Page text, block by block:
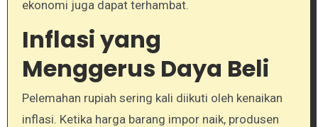
ekonomi juga dapat terhambat.
Inflasi yang
Menggerus Daya Beli
Pelemahan rupiah sering kali diikuti oleh kenaikan
inflasi. Ketika harga barang impor naik, produsen